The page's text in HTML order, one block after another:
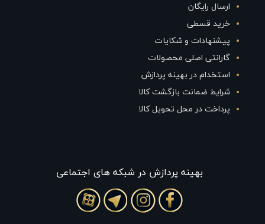
ارسال رایگان
خرید قسطی
پیشنهادات و شکایات
گارانتی اصلی محصولات
استخدام در بهینه پردازش
شرایط ضمانت بازگشت کالا
پرداخت در محل تحویل کالا
بهينه پردازش در شبکه های اجتماعی